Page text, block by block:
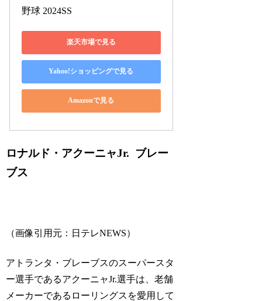
野球 2024SS
楽天市場で見る
Yahoo!ショッピングで見る
Amazonで見る
ロナルド・アクーニャJr. ブレー
ブス
（画像引用元：日テレNEWS）
アトランタ・ブレーブスのスーパースタ
ー選手であるアクーニャJr.選手は、老舗
メーカーであるローリングスを愛用して